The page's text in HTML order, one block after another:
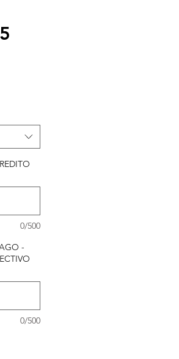
0/500
-
0/500